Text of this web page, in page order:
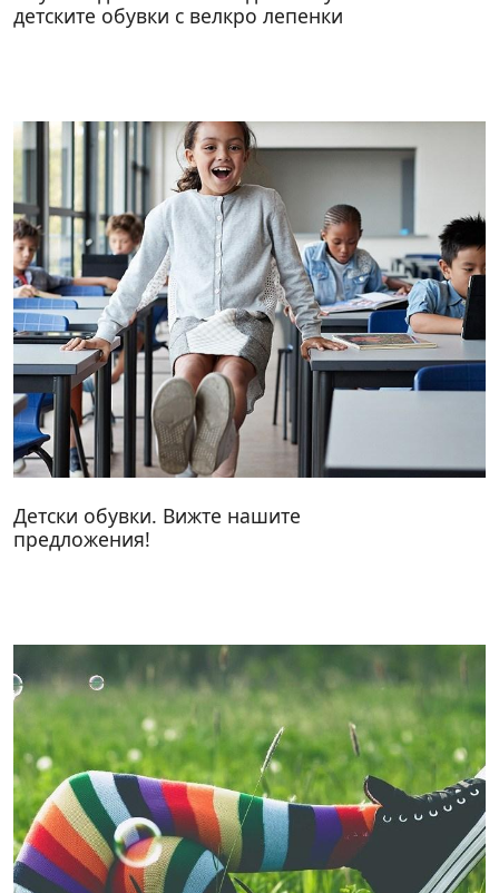
детските обувки с велкро лепенки
Детски обувки. Вижте нашите
предложения!